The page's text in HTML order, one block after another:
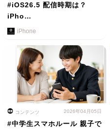
#iOS26.5 配信時期は？
iPho…
iPhone
コンテンツ 2026年04月05日
#中学生スマホルール 親子で